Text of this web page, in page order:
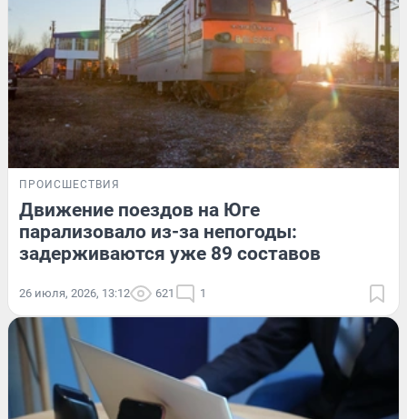
ПРОИСШЕСТВИЯ
Движение поездов на Юге
парализовало из-за непогоды:
задерживаются уже 89 составов
26 июля, 2026, 13:12 621 1